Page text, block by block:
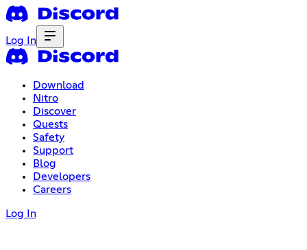
Log In
Download
Nitro
Discover
Quests
Safety
Support
Blog
Developers
Careers
Log In